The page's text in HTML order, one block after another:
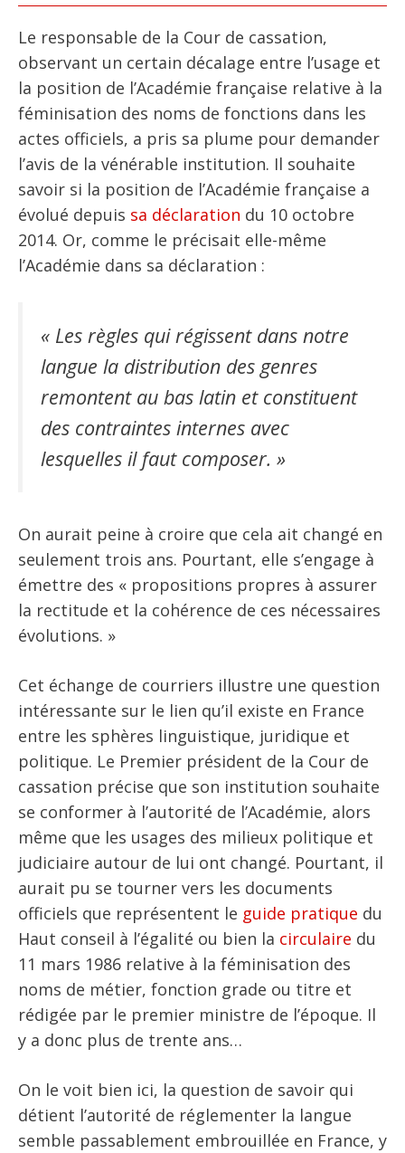
Le responsable de la Cour de cassation,
observant un certain décalage entre l’usage et
la position de l’Académie française relative à la
féminisation des noms de fonctions dans les
actes officiels, a pris sa plume pour demander
l’avis de la vénérable institution. Il souhaite
savoir si la position de l’Académie française a
évolué depuis sa déclaration du 10 octobre
2014. Or, comme le précisait elle-même
l’Académie dans sa déclaration :
« Les règles qui régissent dans notre
langue la distribution des genres
remontent au bas latin et constituent
des contraintes internes avec
lesquelles il faut composer. »
On aurait peine à croire que cela ait changé en
seulement trois ans. Pourtant, elle s’engage à
émettre des « propositions propres à assurer
la rectitude et la cohérence de ces nécessaires
évolutions. »
Cet échange de courriers illustre une question
intéressante sur le lien qu’il existe en France
entre les sphères linguistique, juridique et
politique. Le Premier président de la Cour de
cassation précise que son institution souhaite
se conformer à l’autorité de l’Académie, alors
même que les usages des milieux politique et
judiciaire autour de lui ont changé. Pourtant, il
aurait pu se tourner vers les documents
officiels que représentent le guide pratique du
Haut conseil à l’égalité ou bien la circulaire du
11 mars 1986 relative à la féminisation des
noms de métier, fonction grade ou titre et
rédigée par le premier ministre de l’époque. Il
y a donc plus de trente ans…
On le voit bien ici, la question de savoir qui
détient l’autorité de réglementer la langue
semble passablement embrouillée en France, y